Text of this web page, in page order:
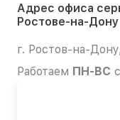
Адрес офиса
Ростове-на-Дону
г. Ростов-на-
Работаем ПН-ВС с